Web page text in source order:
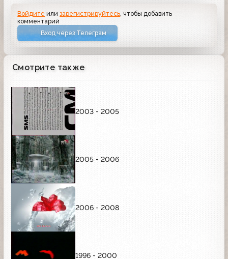
Войдите илизарегистрируйтесь , чтобы добавить
комментарий
Вход через Телеграм
Смотрите также
2003 - 2005
2005 - 2006
2006 - 2008
1996 - 2000